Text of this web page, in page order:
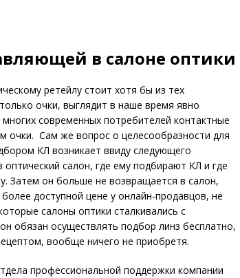
в салоне оптики
ретейлу стоит хотя бы из тех
очки, выглядит в наше время явно
современных потребителей контактные
очки. Сам же вопрос о целесообразности для
КЛ возникает ввиду следующего
оптический салон, где ему подбирают КЛ и где
Затем он больше не возвращается в салон,
доступной цене у онлайн­‑продавцов, не
салоны оптики сталкивались с
обязан осуществлять подбор линз бесплатно,
вообще ничего не приобретя.
профессио­нальной поддержки компании